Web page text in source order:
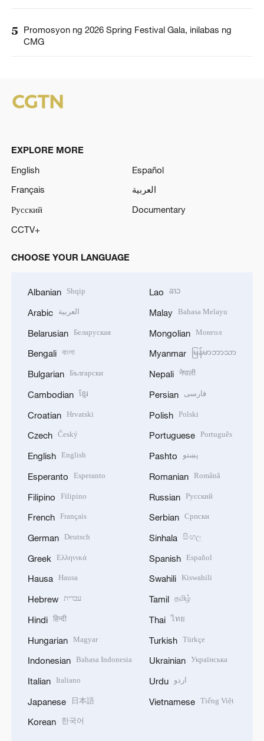
5
Promosyon ng 2026 Spring Festival Gala, inilabas ng
CMG
EXPLORE MORE
English
Español
Français
العربية
Русский
Documentary
CCTV+
CHOOSE YOUR LANGUAGE
Albanian Shqip
Arabic العربية
Belarusian Беларуская
Bengali বাংলা
Bulgarian Български
Cambodian ខ្មែរ
Croatian Hrvatski
Czech Český
English English
Esperanto Esperanto
Filipino Filipino
French Français
German Deutsch
Greek Ελληνικά
Hausa Hausa
Hebrew עברית
Hindi हिन्दी
Hungarian Magyar
Indonesian Bahasa Indonesia
Italian Italiano
Japanese 日本語
Korean 한국어
Lao ລາວ
Malay Bahasa Melayu
Mongolian Монгол
Myanmar မြန်မာဘာသာ
Nepali नेपाली
Persian فارسی
Polish Polski
Portuguese Português
Pashto پښتو
Romanian Română
Russian Русский
Serbian Српски
Sinhala සිංහල
Spanish Español
Swahili Kiswahili
Tamil தமிழ்
Thai ไทย
Turkish Türkçe
Ukrainian Українська
Urdu اردو
Vietnamese Tiếng Việt